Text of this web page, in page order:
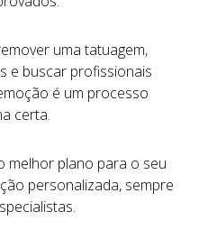
uma tatuagem,
e buscar profissionais
é um processo
certa.
melhor plano para o seu
personalizada, sempre